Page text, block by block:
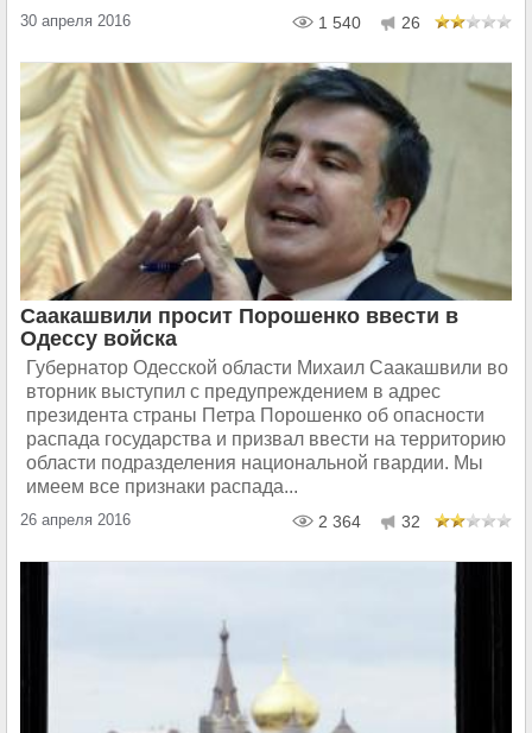
30 апреля 2016 1 540 26
Саакашвили просит Порошенко ввести в
Одессу войска
Губернатор Одесской области Михаил Саакашвили во
вторник выступил с предупреждением в адрес
президента страны Петра Порошенко об опасности
распада государства и призвал ввести на территорию
области подразделения национальной гвардии. Мы
имеем все признаки распада...
26 апреля 2016 2 364 32